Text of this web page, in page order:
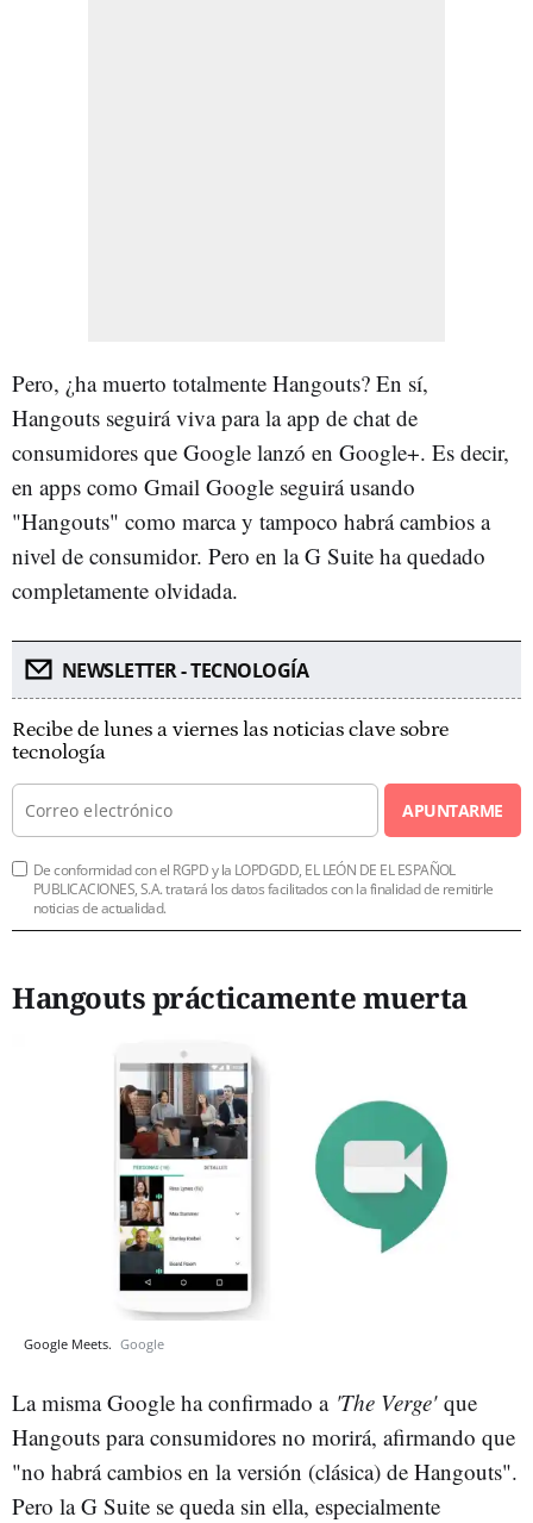
Pero, ¿ha muerto totalmente Hangouts? En sí,
Hangouts seguirá viva para la app de chat de
consumidores que Google lanzó en Google+. Es decir,
en apps como Gmail Google seguirá usando
"Hangouts" como marca y tampoco habrá cambios a
nivel de consumidor. Pero en la G Suite ha quedado
completamente olvidada.
NEWSLETTER - TECNOLOGÍA
Recibe de lunes a viernes las noticias clave sobre
tecnología
APUNTARME
De conformidad con el RGPD y la LOPDGDD, EL LEÓN DE EL ESPAÑOL
PUBLICACIONES, S.A. tratará los datos facilitados con la finalidad de remitirle
noticias de actualidad.
Hangouts prácticamente muerta
Google Meets. Google
La misma Google ha confirmado a 'The Verge' que
Hangouts para consumidores no morirá, afirmando que
"no habrá cambios en la versión (clásica) de Hangouts".
Pero la G Suite se queda sin ella, especialmente